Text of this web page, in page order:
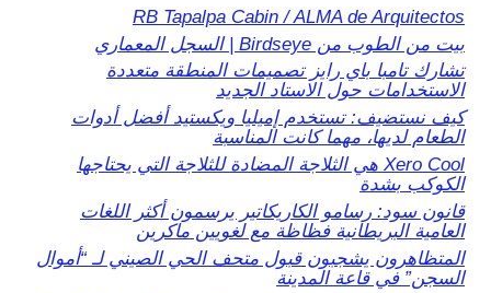
RB Tapalpa Cabin / ALMA de Arquitectos
بيت من الطوب من Birdseye | السجل المعماري
تشارك تامبا باي رايز تصميمات المنطقة متعددة
الاستخدامات حول الاستاد الجديد
كيف نستضيف: تستخدم إميليا ويكستيد أفضل أدوات
الطعام لديها، مهما كانت المناسبة
Xero Cool هي الثلاجة المضادة للثلاجة التي يحتاجها
الكوكب بشدة
قانون سود: رسامو الكاريكاتير يرسمون أكثر اللغات
العامية البريطانية فظاظة مع لغويين ماكرين
المتظاهرون يشجبون قبول متحف الحي الصيني لـ “أموال
السجن” في قاعة المدينة